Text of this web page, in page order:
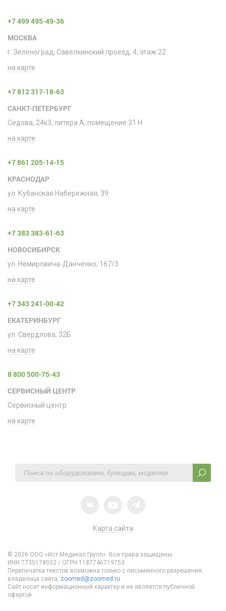
+7 499 495-49-36
МОСКВА
г. Зеленоград, Савелкинский проезд, 4, этаж 22
на карте
+7 812 317-18-63
САНКТ-ПЕТЕРБУРГ
Седова, 24к3, литера А, помещение 31 H
на карте
+7 861 205-14-15
КРАСНОДАР
ул. Кубанская Набережная, 39
на карте
+7 383 383-61-63
НОВОСИБИРСК
ул. Немировича-Данченко, 167/3
на карте
+7 343 241-00-42
ЕКАТЕРИНБУРГ
ул. Свердлова, 32Б
на карте
8 800 500-75-43
СЕРВИСНЫЙ ЦЕНТР
Сервисный центр
на карте
Карта сайта
© 2026 ООО «Ист Медикал Групп». Все права защищены.
ИНН 7735178032 / ОГРН 1187746719753
Перепечатка текстов возможна только с письменного разрешения
владельца сайта, zoomed@zoomed.ru
Сайт носит информационный характер и не является публичной
офертой.